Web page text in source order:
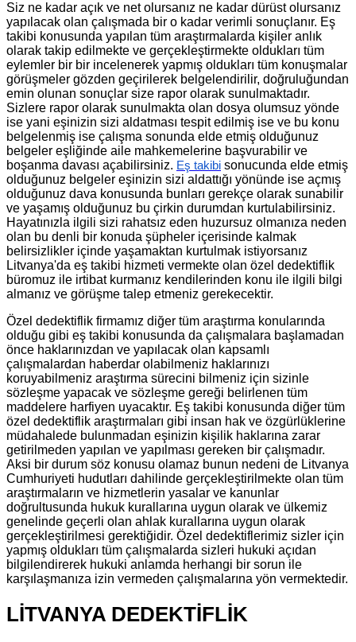
Siz ne kadar açık ve net olursanız ne kadar dürüst olursanız
yapılacak olan çalışmada bir o kadar verimli sonuçlanır. Eş
takibi konusunda yapılan tüm araştırmalarda kişiler anlık
olarak takip edilmekte ve gerçekleştirmekte oldukları tüm
eylemler bir bir incelenerek yapmış oldukları tüm konuşmalar
görüşmeler gözden geçirilerek belgelendirilir, doğruluğundan
emin olunan sonuçlar size rapor olarak sunulmaktadır.
Sizlere rapor olarak sunulmakta olan dosya olumsuz yönde
ise yani eşinizin sizi aldatması tespit edilmiş ise ve bu konu
belgelenmiş ise çalışma sonunda elde etmiş olduğunuz
belgeler eşliğinde aile mahkemelerine başvurabilir ve
boşanma davası açabilirsiniz. Eş takibi sonucunda elde etmiş
olduğunuz belgeler eşinizin sizi aldattığı yönünde ise açmış
olduğunuz dava konusunda bunları gerekçe olarak sunabilir
ve yaşamış olduğunuz bu çirkin durumdan kurtulabilirsiniz.
Hayatınızla ilgili sizi rahatsız eden huzursuz olmanıza neden
olan bu denli bir konuda şüpheler içerisinde kalmak
belirsizlikler içinde yaşamaktan kurtulmak istiyorsanız
Litvanya'da eş takibi hizmeti vermekte olan özel dedektiflik
büromuz ile irtibat kurmanız kendilerinden konu ile ilgili bilgi
almanız ve görüşme talep etmeniz gerekecektir.
Özel dedektiflik firmamız diğer tüm araştırma konularında
olduğu gibi eş takibi konusunda da çalışmalara başlamadan
önce haklarınızdan ve yapılacak olan kapsamlı
çalışmalardan haberdar olabilmeniz haklarınızı
koruyabilmeniz araştırma sürecini bilmeniz için sizinle
sözleşme yapacak ve sözleşme gereği belirlenen tüm
maddelere harfiyen uyacaktır. Eş takibi konusunda diğer tüm
özel dedektiflik araştırmaları gibi insan hak ve özgürlüklerine
müdahalede bulunmadan eşinizin kişilik haklarına zarar
getirilmeden yapılan ve yapılması gereken bir çalışmadır.
Aksi bir durum söz konusu olamaz bunun nedeni de Litvanya
Cumhuriyeti hudutları dahilinde gerçekleştirilmekte olan tüm
araştırmaların ve hizmetlerin yasalar ve kanunlar
doğrultusunda hukuk kurallarına uygun olarak ve ülkemiz
genelinde geçerli olan ahlak kurallarına uygun olarak
gerçekleştirilmesi gerektiğidir. Özel dedektiflerimiz sizler için
yapmış oldukları tüm çalışmalarda sizleri hukuki açıdan
bilgilendirerek hukuki anlamda herhangi bir sorun ile
karşılaşmanıza izin vermeden çalışmalarına yön vermektedir.
LİTVANYA DEDEKTİFLİK